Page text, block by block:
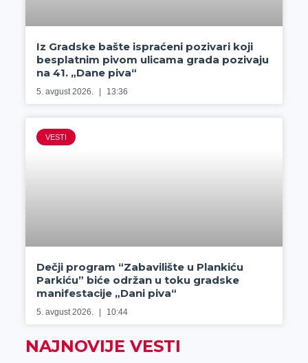
Iz Gradske bašte ispraćeni pozivari koji
besplatnim pivom ulicama grada pozivaju
na 41. „Dane piva“
5. avgust 2026. 13:36
VESTI
Dečji program “Zabavilište u Plankiću
Parkiću” biće održan u toku gradske
manifestacije „Dani piva“
5. avgust 2026. 10:44
NAJNOVIJE VESTI